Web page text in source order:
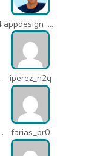
appdesign_pbe
iperez_n2q
farias_pr0